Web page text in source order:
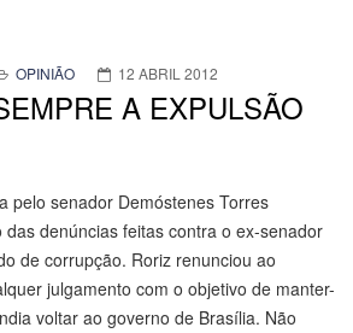
OPINIÃO 12 ABRIL 2012
A EXPULSÃO
pelo senador Demóstenes Torres
das denúncias feitas contra o ex-senador
de corrupção. Roriz renunciou ao
julgamento com o objetivo de manter-
voltar ao governo de Brasília. Não